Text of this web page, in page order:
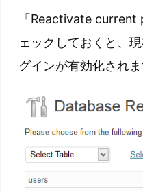
「Reactivate
ェックしておくと、
グインが有効化されま